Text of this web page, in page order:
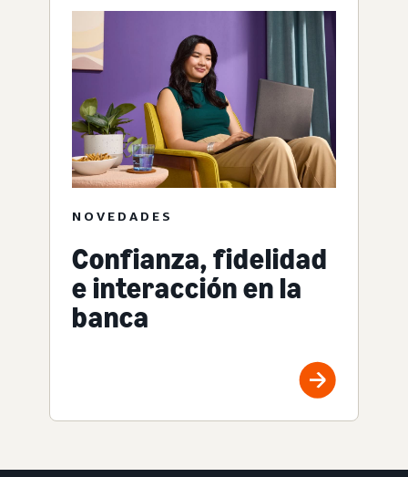
NOVEDADES
Confianza, fidelidad
e interacción en la
banca